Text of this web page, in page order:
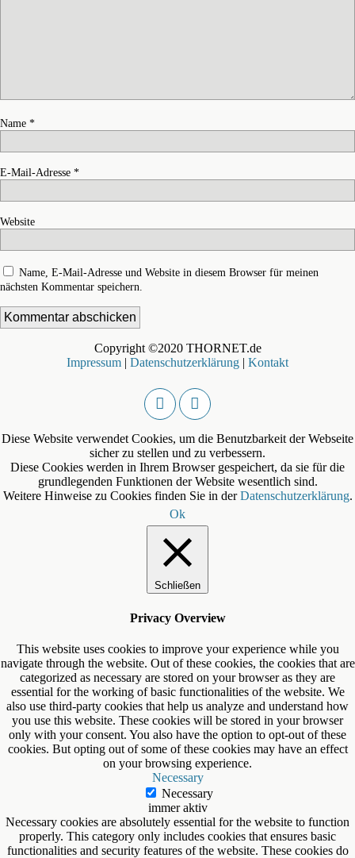
Name *
E-Mail-Adresse *
Website
Name, E-Mail-Adresse und Website in diesem Browser für meinen
nächsten Kommentar speichern.
Copyright ©2020 THORNET.de
Impressum | Datenschutzerklärung | Kontakt
Diese Website verwendet Cookies, um die Benutzbarkeit der Webseite
sicher zu stellen und zu verbessern.
Diese Cookies werden in Ihrem Browser gespeichert, da sie für die
grundlegenden Funktionen der Website wesentlich sind.
Weitere Hinweise zu Cookies finden Sie in derDatenschutzerklärung.
Ok
Schließen
Privacy Overview
This website uses cookies to improve your experience while you
navigate through the website. Out of these cookies, the cookies that are
categorized as necessary are stored on your browser as they are
essential for the working of basic functionalities of the website. We
also use third-party cookies that help us analyze and understand how
you use this website. These cookies will be stored in your browser
only with your consent. You also have the option to opt-out of these
cookies. But opting out of some of these cookies may have an effect
on your browsing experience.
Necessary
Necessary
immer aktiv
Necessary cookies are absolutely essential for the website to function
properly. This category only includes cookies that ensures basic
functionalities and security features of the website. These cookies do